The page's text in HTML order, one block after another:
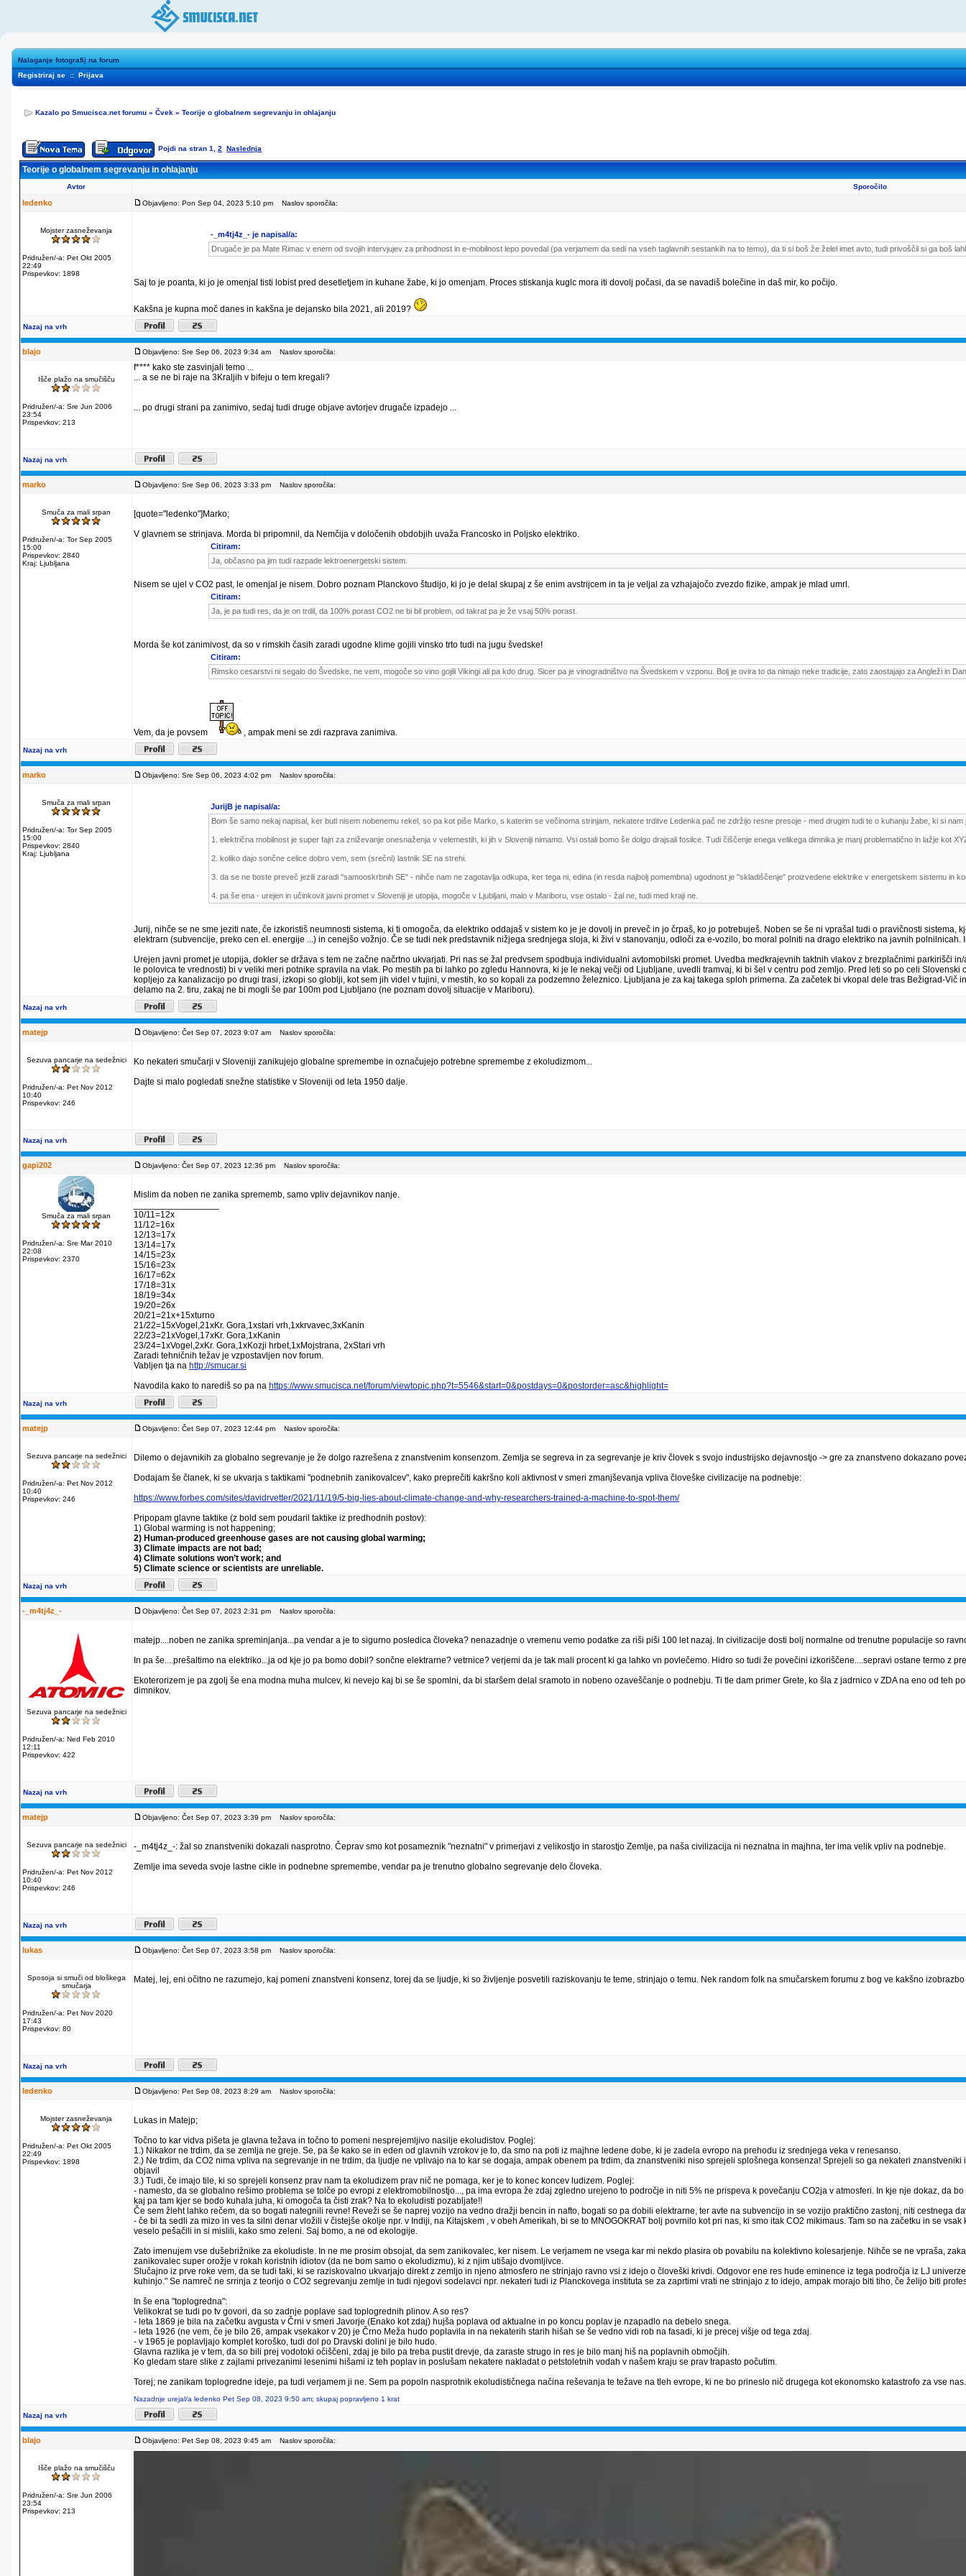
Nalaganje fotografij na forum
Registriraj se :: Prijava
Kazalo po Smucisca.net forumu » Čvek » Teorije o globalnem segrevanju in ohlajanju
Pojdi na stran 1 2 Naslednja
Teorije o globalnem segrevanju in ohlajanju
Avtor Sporočilo
ledenko Objavljeno: Pon Sep 04, 2023 5:10 pm Naslov sporočila:
Mojster zasneževanja
Pridružen/-a: Pet Okt 2005
22:49
Prispevkov: 1898
-_m4tj4z_- je napisal/a:
Drugače je pa Mate Rimac v enem od svojih intervjujev za prihodnost in e-mobilnost lepo povedal (pa verjamem da sedi na vseh taglavnih sestankih na to temo), da ti si boš že želel imet avto, tudi privoščil si ga boš
Saj to je poanta, ki jo je omenjal tisti lobist pred desetletjem in kuhane žabe, ki jo omenjam. Proces stiskanja kuglc mora iti dovolj počasi, da se navadiš bolečine in daš mir, ko počijo.
Kakšna je kupna moč danes in kakšna je dejansko bila 2021, ali 2019?
Nazaj na vrh
blajo Objavljeno: Sre Sep 06, 2023 9:34 am Naslov sporočila:
Išče plažo na smučišču
Pridružen/-a: Sre Jun 2006
23:54
Prispevkov: 213
f**** kako ste zasvinjali temo ...
... a se ne bi raje na 3Kraljih v bifeju o tem kregali?
... po drugi strani pa zanimivo, sedaj tudi druge objave avtorjev drugače izpadejo ...
Nazaj na vrh
marko Objavljeno: Sre Sep 06, 2023 3:33 pm Naslov sporočila:
Smuča za mali srpan
Pridružen/-a: Tor Sep 2005
15:00
Prispevkov: 2840
Kraj: Ljubljana
[quote="ledenko"]Marko;
V glavnem se strinjava. Morda bi pripomnil, da Nemčija v določenih obdobjih uvaža Francosko in Poljsko elektriko.
Citiram:
Ja, občasno pa jim tudi razpade lektroenergetski sistem.
Nisem se ujel v CO2 past, le omenjal je nisem. Dobro poznam Planckovo študijo, ki jo je delal skupaj z še enim avstrijcem in ta je veljal za vzhajajočo zvezdo fizike, ampak je mlad umrl.
Citiram:
Ja, je pa tudi res, da je on trdil, da 100% porast CO2 ne bi bil problem, od takrat pa je že vsaj 50% porast.
Morda še kot zanimivost, da so v rimskih časih zaradi ugodne klime gojili vinsko trto tudi na jugu švedske!
Citiram:
Rimsko cesarstvi ni segalo do Švedske, ne vem, mogoče so vino gojili Vikingi ali pa kdo drug. Sicer pa je vinogradništvo na Švedskem v vzponu. Bolj je ovira to da nimajo neke tradicije, zato zaostajajo za Angleži in
Vem, da je povsem , ampak meni se zdi razprava zanimiva.
Nazaj na vrh
marko Objavljeno: Sre Sep 06, 2023 4:02 pm Naslov sporočila:
Smuča za mali srpan
Pridružen/-a: Tor Sep 2005
15:00
Prispevkov: 2840
Kraj: Ljubljana
JurijB je napisal/a:
Bom še samo nekaj napisal, ker butl nisem nobenemu rekel, so pa kot piše Marko, s katerim se večinoma strinjam, nekatere trditve Ledenka pač ne zdržijo resne presoje - med drugim tudi te o kuhanju žabe, ki si
1. električna mobilnost je super fajn za zniževanje onesnaženja v velemestih, ki jih v Sloveniji nimamo. Vsi ostali bomo še dolgo drajsali fosilce. Tudi čiščenje enega velikega dimnika je manj problematično in lažje kot
2. koliko dajo sončne celice dobro vem, sem (srečni) lastnik SE na strehi.
3. da se ne boste preveč jezili zaradi "samooskrbnih SE" - nihče nam ne zagotavlja odkupa, ker tega ni, edina (in resda najbolj pomembna) ugodnost je "skladiščenje" proizvedene elektrike v energetskem sistemu
4. pa še ena - urejen in učinkovit javni promet v Sloveniji je utopija, mogoče v Ljubljani, malo v Mariboru, vse ostalo - žal ne, tudi med kraji ne.
Jurij, nihče se ne sme jeziti nate, če izkoristiš neumnosti sistema, ki ti omogoča, da elektriko oddajaš v sistem ko je je dovolj in preveč in jo črpaš, ko jo potrebuješ. Noben se še ni vprašal tudi o pravičnosti
elektrarn (subvencije, preko cen el. energije ...) in cenejšo vožnjo. Če se tudi nek predstavnik nižjega srednjega sloja, ki živi v stanovanju, odloči za e-vozilo, bo moral polniti na drago elektriko na javnih
Urejen javni promet je utopija, dokler se država s tem ne začne načrtno ukvarjati. Pri nas se žal predvsem spodbuja individualni avtomobilski promet. Uvedba medkrajevnih taktnih vlakov z brezplačnimi
le polovica te vrednosti) bi v veliki meri potnike spravila na vlak. Po mestih pa bi lahko po zgledu Hannovra, ki je le nekaj večji od Ljubljane, uvedli tramvaj, ki bi šel v centru pod zemljo. Pred leti so po celi
kopljejo za kanalizacijo po drugi trasi, izkopi so globlji, kot sem jih videl v tujini, v mestih, ko so kopali za podzemno železnico. Ljubljana je za kaj takega sploh primerna. Za začetek bi vkopal dele tras Bežigrad-
delamo na 2. tiru, zakaj ne bi mogli še par 100m pod Ljubljano (ne poznam dovolj situacije v Mariboru).
Nazaj na vrh
matejp Objavljeno: Čet Sep 07, 2023 9:07 am Naslov sporočila:
Sezuva pancarje na sedežnici
Pridružen/-a: Pet Nov 2012
10:40
Prispevkov: 246
Ko nekateri smučarji v Sloveniji zanikujejo globalne spremembe in označujejo potrebne spremembe z ekoludizmom...
Dajte si malo pogledati snežne statistike v Sloveniji od leta 1950 dalje.
Nazaj na vrh
gapi202 Objavljeno: Čet Sep 07, 2023 12:36 pm Naslov sporočila:
Smuča za mali srpan
Pridružen/-a: Sre Mar 2010
22:08
Prispevkov: 2370
Mislim da noben ne zanika sprememb, samo vpliv dejavnikov nanje.
10/11=12x
11/12=16x
12/13=17x
13/14=17x
14/15=23x
15/16=23x
16/17=62x
17/18=31x
18/19=34x
19/20=26x
20/21=21x+15xturno
21/22=15xVogel,21xKr. Gora,1xstari vrh,1xkrvavec,3xKanin
22/23=21xVogel,17xKr. Gora,1xKanin
23/24=1xVogel,2xKr. Gora,1xKozji hrbet,1xMojstrana, 2xStari vrh
Zaradi tehničnih težav je vzpostavljen nov forum.
Vabljen tja na http://smucar.si
Navodila kako to narediš so pa na https://www.smucisca.net/forum/viewtopic.php?t=5546&start=0&postdays=0&postorder=asc&highlight=
Nazaj na vrh
matejp Objavljeno: Čet Sep 07, 2023 12:44 pm Naslov sporočila:
Sezuva pancarje na sedežnici
Pridružen/-a: Pet Nov 2012
10:40
Prispevkov: 246
Dilemo o dejavnikih za globalno segrevanje je že dolgo razrešena z znanstvenim konsenzom. Zemlja se segreva in za segrevanje je kriv človek s svojo industrijsko dejavnostjo -> gre za znanstveno dokazano
Dodajam še članek, ki se ukvarja s taktikami "podnebnih zanikovalcev", kako preprečiti kakršno koli aktivnost v smeri zmanjševanja vpliva človeške civilizacije na podnebje:
https://www.forbes.com/sites/davidrvetter/2021/11/19/5-big-lies-about-climate-change-and-why-researchers-trained-a-machine-to-spot-them/
Pripopam glavne taktike (z bold sem poudaril taktike iz predhodnih postov):
1) Global warming is not happening;
2) Human-produced greenhouse gases are not causing global warming;
3) Climate impacts are not bad;
4) Climate solutions won’t work; and
5) Climate science or scientists are unreliable.
Nazaj na vrh
-_m4tj4z_- Objavljeno: Čet Sep 07, 2023 2:31 pm Naslov sporočila:
Sezuva pancarje na sedežnici
Pridružen/-a: Ned Feb 2010
12:11
Prispevkov: 422
matejp....noben ne zanika spreminjanja...pa vendar a je to sigurno posledica človeka? nenazadnje o vremenu vemo podatke za riši piši 100 let nazaj. In civilizacije dosti bolj normalne od trenutne populacije so
In pa še....prešaltimo na elektriko...ja od kje jo pa bomo dobil? sončne elektrarne? vetrnice? verjemi da je tak mali procent ki ga lahko vn povlečemo. Hidro so tudi že povečini izkoriščene....sepravi ostane termo z
Ekoterorizem je pa zgolj še ena modna muha mulcev, ki nevejo kaj bi se še spomlni, da bi staršem delal sramoto in nobeno ozaveščanje o podnebju. Ti tle dam primer Grete, ko šla z jadrnico v ZDA na eno od
dimnikov.
Nazaj na vrh
matejp Objavljeno: Čet Sep 07, 2023 3:39 pm Naslov sporočila:
Sezuva pancarje na sedežnici
Pridružen/-a: Pet Nov 2012
10:40
Prispevkov: 246
-_m4tj4z_-: žal so znanstveniki dokazali nasprotno. Čeprav smo kot posameznik "neznatni" v primerjavi z velikostjo in starostjo Zemlje, pa naša civilizacija ni neznatna in majhna, ter ima velik vpliv na podnebje.
Zemlje ima seveda svoje lastne cikle in podnebne spremembe, vendar pa je trenutno globalno segrevanje delo človeka.
Nazaj na vrh
lukas Objavljeno: Čet Sep 07, 2023 3:58 pm Naslov sporočila:
Sposoja si smuči od bloškega
smučarja
Pridružen/-a: Pet Nov 2020
17:43
Prispevkov: 80
Matej, lej, eni očitno ne razumejo, kaj pomeni znanstveni konsenz, torej da se ljudje, ki so življenje posvetili raziskovanju te teme, strinjajo o temu. Nek random folk na smučarskem forumu z bog ve kakšno
Nazaj na vrh
ledenko Objavljeno: Pet Sep 08, 2023 8:29 am Naslov sporočila:
Mojster zasneževanja
Pridružen/-a: Pet Okt 2005
22:49
Prispevkov: 1898
Lukas in Matejp;
Točno to kar vidva pišeta je glavna težava in točno to pomeni nesprejemljivo nasilje ekoludistov. Poglej:
1.) Nikakor ne trdim, da se zemlja ne greje. Se, pa še kako se in eden od glavnih vzrokov je to, da smo na poti iz majhne ledene dobe, ki je zadela evropo na prehodu iz srednjega veka v renesanso.
2.) Ne trdim, da CO2 nima vpliva na segrevanje in ne trdim, da ljudje ne vplivajo na to kar se dogaja, ampak obenem pa trdim, da znanstveniki niso sprejeli splošnega konsenza! Sprejeli so ga nekateri
objavil
3.) Tudi, če imajo tile, ki so sprejeli konsenz prav nam ta ekoludizem prav nič ne pomaga, ker je to konec koncev ludizem. Poglej:
- namesto, da se globalno rešimo problema se tolče po evropi z elektromobilnostjo..., pa ima evropa že zdaj zgledno urejeno to področje in niti 5% ne prispeva k povečanju CO2ja v atmosferi. In kje nje dokaz,
kaj pa tam kjer se bodo kuhala juha, ki omogoča ta čisti zrak? Na to ekoludisti pozabljate!!
Če sem žleht lahko rečem, da so bogati nategnili revne! Reveži se še naprej vozijo na vedno dražji bencin in nafto, bogati so pa dobili elektrarne, ter avte na subvencijo in se vozijo praktično zastonj, niti cestnega
- če bi ta sedli za mizo in ves ta silni denar vložili v čistejše okolje npr. v Indiji, na Kitajskem , v obeh Amerikah, bi se to MNOGOKRAT bolj povrnilo kot pri nas, ki smo itak CO2 mikimaus. Tam so na začetku in se
veselo pešačili in si mislili, kako smo zeleni. Saj bomo, a ne od ekologije.
Zato imenujem vse dušebrižnike za ekoludiste. In ne me prosim obsojat, da sem zanikovalec, ker nisem. Le verjamem ne vsega kar mi nekdo plasira ob povabilu na kolektivno kolesarjenje. Nihče se ne vpraša,
zanikovalec super orožje v rokah koristnih idiotov (da ne bom samo o ekoludizmu), ki z njim utišajo dvomljivce.
Slučajno iz prve roke vem, da se tudi taki, ki se raziskovalno ukvarjajo direkt z zemljo in njeno atmosfero ne strinjajo ravno vsi z idejo o človeški krivdi. Odgovor ene res hude eminence iz tega področja iz LJ
kuhinjo." Se namreč ne srrinja z teorijo o CO2 segrevanju zemlje in tudi njegovi sodelavci npr. nekateri tudi iz Planckovega instituta se za zaprtimi vrati ne strinjajo z to idejo, ampak morajo biti tiho, če želijo biti
In še ena "toplogredna":
Velikokrat se tudi po tv govori, da so zadnje poplave sad toplogrednih plinov. A so res?
- leta 1869 je bila na začetku avgusta v Črni v smeri Javorje (Enako kot zdaj) hujša poplava od aktualne in po koncu poplav je nzapadlo na debelo snega.
- leta 1926 (ne vem, če je bilo 26, ampak vsekakor v 20) je Črno Meža hudo poplavila in na nekaterih starih hišah se še vedno vidi rob na fasadi, ki je precej višje od tega zdaj.
- v 1965 je poplavljajo komplet koroško, tudi dol po Dravski dolini je bilo hudo.
Glavna razlika je v tem, da so bili prej vodotoki očiščeni, zdaj je bilo pa treba pustit drevje, da zaraste strugo in res je bilo manj hiš na poplavnih območjih.
Ko gledam stare slike z zajlami privezanimi lesenimi hišami iz teh poplav in poslušam nekatere nakladat o petstoletnih vodah v našem kraju se prav trapasto počutim.
Torej; ne zanikam toplogredne ideje, pa tudi verjamem ji ne. Sem pa popoln nasprotnik ekoludističnega načina reševanja te težave na tleh evrope, ki ne bo prineslo nič drugega kot ekonomsko katastrofo za vse
Nazadnje urejal/a ledenko Pet Sep 08, 2023 9:50 am; skupaj popravljeno 1 krat
Nazaj na vrh
blajo Objavljeno: Pet Sep 08, 2023 9:45 am Naslov sporočila:
Išče plažo na smučišču
Pridružen/-a: Sre Jun 2006
23:54
Prispevkov: 213